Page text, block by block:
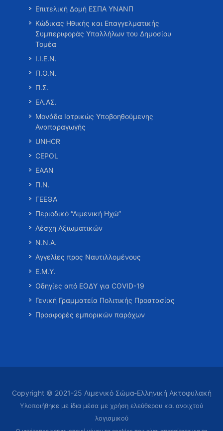
Επιτελική Δομή ΕΣΠΑ ΥΝΑΝΠ
Κώδικας Ηθικής και Επαγγελματικής
Συμπεριφοράς Υπαλλήλων του Δημοσίου
Τομέα
Ι.Ι.Ε.Ν.
Π.Ο.Ν.
Π.Σ.
ΕΛ.ΑΣ.
Μονάδα Ιατρικώς Υποβοηθούμενης
Αναπαραγωγής
UNHCR
CEPOL
ΕΑΑΝ
Π.Ν.
ΓΕΕΘΑ
Περιοδικό “Λιμενική Ηχώ”
Λέσχη Αξιωματικών
Ν.Ν.Α.
Αγγελίες προς Ναυτιλλομένους
Ε.Μ.Υ.
Οδηγίες από ΕΟΔΥ για COVID-19
Γενική Γραμματεία Πολιτικής Προστασίας
Προσφορές εμπορικών παρόχων
Copyright © 2021-25 Λιμενικό Σώμα-Ελληνική Ακτοφυλακή
Υλοποιήθηκε με ίδια μέσα με χρήση ελεύθερου και ανοιχτού
λογισμικού